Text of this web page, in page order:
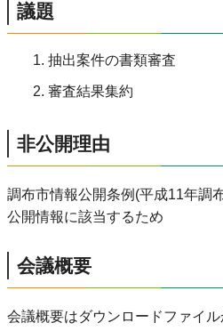
議題
抽出案件の書類審査
審査結果集約
非公開理由
調布市情報公開条例(平成11年調
公開情報に該当するため
会議概要
会議概要はダウンロードファイル